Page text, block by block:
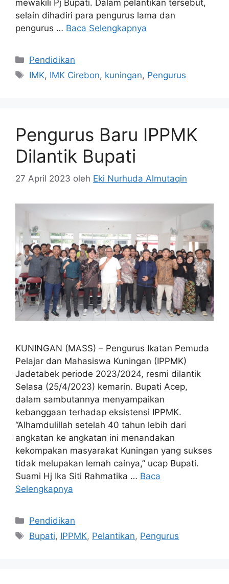
mewakili Pj Bupati. Dalam pelantikan tersebut,
selain dihadiri para pengurus lama dan
pengurus … Baca Selengkapnya
Kategori
Pendidikan
Tag
IMK, IMK Cirebon, kuningan, Pengurus
Pengurus Baru IPPMK
Dilantik Bupati
27 April 2023 oleh Eki Nurhuda Almutaqin
KUNINGAN (MASS) – Pengurus Ikatan Pemuda
Pelajar dan Mahasiswa Kuningan (IPPMK)
Jadetabek periode 2023/2024, resmi dilantik
Selasa (25/4/2023) kemarin. Bupati Acep,
dalam sambutannya menyampaikan
kebanggaan terhadap eksistensi IPPMK.
“Alhamdulillah setelah 40 tahun lebih dari
angkatan ke angkatan ini menandakan
kekompakan masyarakat Kuningan yang sukses
tidak melupakan lemah cainya,” ucap Bupati.
Suami Hj Ika Siti Rahmatika … Baca
Selengkapnya
Kategori
Pendidikan
Tag
Bupati, IPPMK, Pelantikan, Pengurus